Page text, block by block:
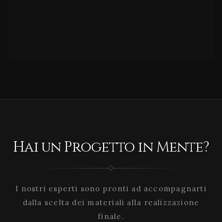
Hai un Progetto in Mente?
I nostri esperti sono pronti ad accompagnarti
dalla scelta dei materiali alla realizzazione
finale.